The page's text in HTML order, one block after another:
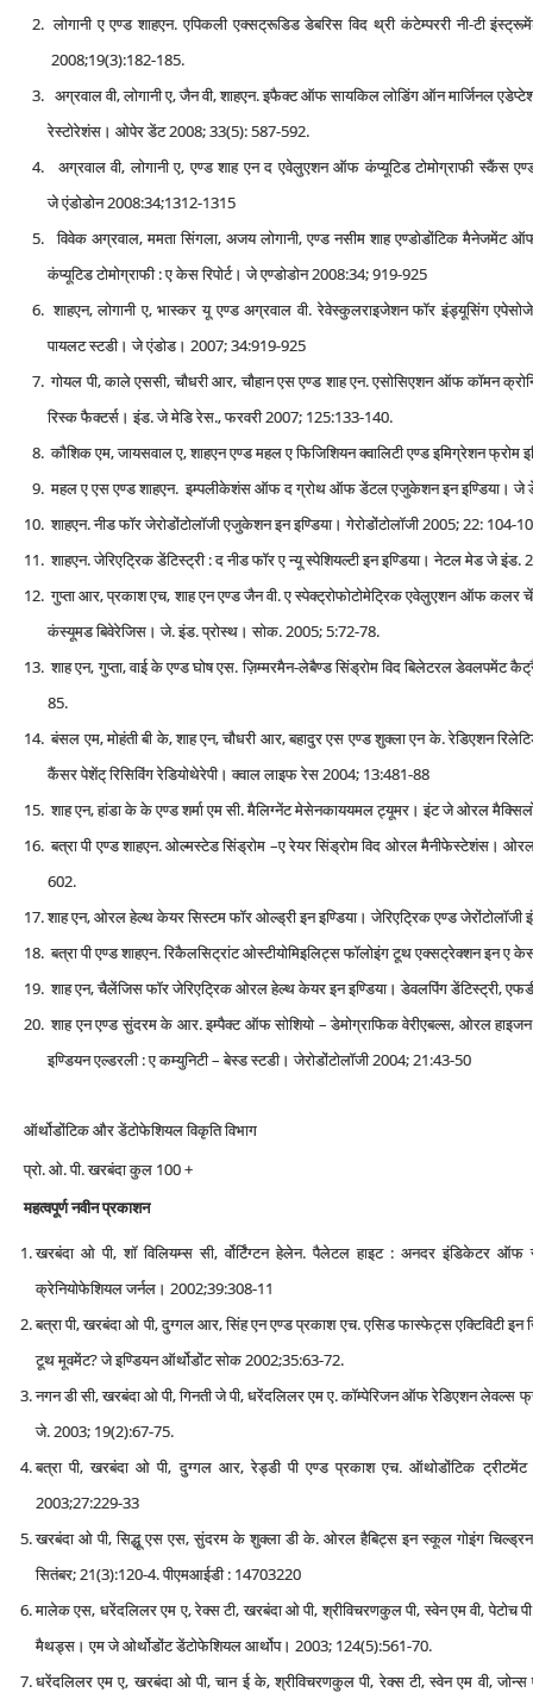
लोगानी ए एण्‍ड शाहएन. एपिकली एक्‍सट्रूडिड डेबरिस विद थ्री कंटेम्‍पररी नी-टी
2008;19(3):182-185.
अग्रवाल वी, लोगानी ए, जैन वी, शाहएन. इफैक्‍ट ऑफ सायकिल लोडिंग ऑन मार्जिनल
रेस्‍टोरेशंस। ओपेर डेंट 2008; 33(5): 587-592.
अग्रवाल वी, लोगानी ए, एण्‍ड शाह एन द एवेलुएशन ऑफ कंप्‍यूटिड टोमोग्राफी स्‍कैंस
जे एंडोडोन 2008:34;1312-1315
विवेक अग्रवाल, ममता सिंगला, अजय लोगानी, एण्‍ड नसीम शाह एण्‍डोडोंटिक
कंप्‍यूटिड टोमोग्राफी : ए केस रिपोर्ट। जे एण्‍डोडोन 2008:34; 919-925
शाहएन, लोगानी ए, भास्‍कर यू एण्‍ड अग्रवाल वी. रेवेस्‍कुलराइजेशन फॉर इंड्यूसिंग
पायलट स्‍टडी। जे एंडोड। 2007; 34:919-925
गोयल पी, काले एससी, चौधरी आर, चौहान एस एण्‍ड शाह एन. एसोसिएशन ऑफ कॉमन
रिस्‍क फैक्‍टर्स। इंड. जे मेडि रेस., फरवरी 2007; 125:133-140.
कौशिक एम, जायसवाल ए, शाहएन एण्‍ड महल ए फिजिशियन क्‍वालिटी एण्‍ड इमिग्रेशन
महल ए एस एण्‍ड शाहएन. इम्‍पलीकेशंस ऑफ द ग्रोथ ऑफ डेंटल एजुकेशन इन इण्डिया। जे
शाहएन. नीड फॉर जेरोडोंटोलॉजी एजुकेशन इन इण्डिया। गेरोडोंटोलॉजी 2005; 22: 104-
शाहएन. जेरिएट्रिक डेंटिस्‍ट्री : द नीड फॉर ए न्‍यू स्‍पेशियल्‍टी इन इण्डिया। नेटल मे‍ड जे
गुप्ता आर, प्रकाश एच, शाह एन एण्‍ड जैन वी. ए स्‍पेक्‍ट्रोफोटोमेट्रिक एवेलुएशन ऑफ
कंस्‍यूमड बिवेरेजिस। जे. इंड. प्रोस्‍थ। सोक. 2005; 5:72-78.
शाह एन, गुप्ता, वाई के एण्‍ड घोष एस. ज़िम्मरमैन-लेबैण्‍ड सिंड्रोम विद बिलेटरल डेवलपमेंट
85.
बंसल एम, मोहंती बी के, शाह एन, चौधरी आर, बहादुर एस एण्‍ड शुक्ला एन के. रेडिएशन
कैंसर पेशेंट् रिसिविंग रेडियोथेरेपी। क्‍वाल लाइफ रेस 2004; 13:481-88
शाह एन, हांडा के के एण्‍ड शर्मा एम सी. मैलिग्‍नेंट मेसेनकाययमल ट्यूमर। इंट जे ओरल
बत्रा पी एण्‍ड शाहएन. ओल्‍मस्‍टेड सिंड्रोम –ए रेयर सिंड्रोम विद ओरल
602.
शाह एन, ओरल हेल्‍थ केयर सिस्‍टम फॉर ओल्‍ड्री इन इण्डिया। जेरिएट्रिक एण्‍ड
बत्रा पी एण्‍ड शाहएन. रिकैलसिट्रांट ओस्‍टीयोमिइलिट्स फॉलोइंग टूथ एक्‍सट्रेक्‍शन इन
शाह एन, चैलेंजिस फॉर जेरिएट्रिक ओरल हेल्‍थ केयर इन इण्डिया। डेवलपिंग डेंटिस्‍ट्री,
शाह एन एण्‍ड सुंदरम के आर. इम्‍पैक्‍ट ऑफ सोशियो – डेमोग्राफिक वेरीएबल्‍स, ओरल
इण्डियन एल्‍डरली : ए कम्‍युनिटी – बेस्‍ड स्‍टडी। जेरोडोंटोलॉजी 2004; 21:43-50
ऑर्थोडोंटिक और डेंटोफेशियल विकृति विभाग
प्रो. ओ. पी. खरबंदा कुल 100 +
महत्‍वपूर्ण नवीन प्रकाशन
खरबंदा ओ पी, शॉ विलियम्स सी, र्वोर्टिंग्‍टन हेलेन. पैलेटल हाइट : अनदर
क्रेनियोफेशियल जर्नल। 2002;39:308-11
बत्रा पी, खरबंदा ओ पी, दुग्गल आर, सिंह एन एण्‍ड प्रकाश एच. एसिड फास्‍फेट्स एक्टिविटी
टूथ मूवमेंट? जे इण्डियन ऑर्थोडोंट सोक 2002;35:63-72.
नगन डी सी, खरबंदा ओ पी, गिनती जे पी, धरेंदलिलर एम ए. कॉम्‍पेरिजन ऑफ रेडिएशन लेवल्‍स
जे. 2003; 19(2):67-75.
बत्रा पी, खरबंदा ओ पी, दुग्गल आर, रेड्डी पी एण्‍ड प्रकाश एच. ऑथोडोंटिक
2003;27:229-33
खरबंदा ओ पी, सिद्धू एस एस, सुंदरम के शुक्ला डी के. ओरल हैबिट्स इन स्‍कूल गोइंग
सितंबर; 21(3):120-4. पीएमआईडी : 14703220
मालेक एस, धरेंदलिलर एम ए, रेक्स टी, खरबंदा ओ पी, श्रीविचरणकुल पी, स्वेन एम वी,
मैथड्स। एम जे ओर्थोडोंट डेंटोफेशियल आर्थोप। 2003; 124(5):561-70.
धरेंदलिलर एम ए, खरबंदा ओ पी, चान ई के, श्रीविचरणकुल पी, रेक्स टी, स्वेन एम वी, जोन्स